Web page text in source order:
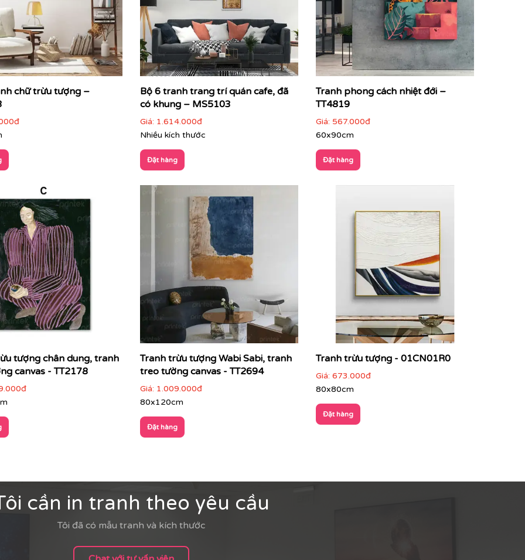
gian:
điểm nhấn trung tâm
chữ trừu tượng –
Bộ 6 tranh trang trí quán cafe, đã
có khung – MS5103
Giá: 1.614.000đ
Nhiều kích thước
Đặt hàng
Tranh phong cách nhiệt đới –
TT4819
Giá: 567.000đ
60x90cm
Đặt hàng
tượng chân dung, tranh
canvas - TT2178
Tranh trừu tượng Wabi Sabi, tranh
treo tường canvas - TT2694
Giá: 1.009.000đ
80x120cm
Đặt hàng
Tranh trừu tượng - 01CN01R0
Giá: 673.000đ
80x80cm
Đặt hàng
cần in tranh theo yêu cầu
Tôi đã có mẫu tranh và kích thước